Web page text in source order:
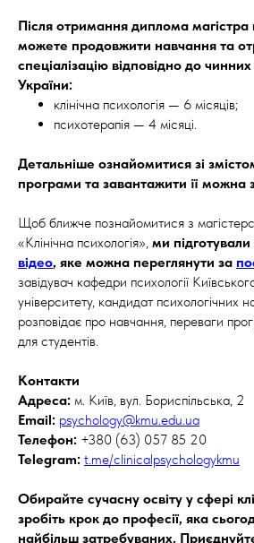
Після отримання диплома магістра
можете продовжити навчання та
спеціалізацію відповідно до
України:
клінічна психологія — 6 місяців;
психотерапія — 4 місяці.
Детальніше ознайомитися зі
програми та завантажити її можна
Щоб ближче познайомитися з
«Клінічна психологія», ми
відео, яке можна переглянути за
завідувач кафедри психології
університету, кандидат психологічних
розповідає про навчання, переваги
для студентів.
Контакти
Адреса: м. Київ, вул. Бориспільська, 2
Email: psychology@kmu.edu.ua
Телефон: +380 (63) 057 85 20
Telegram: t.me/clinicalpsychologykmu
Обирайте сучасну освіту у сфері
зробіть крок до професії, яка
найбільш затребуваних.